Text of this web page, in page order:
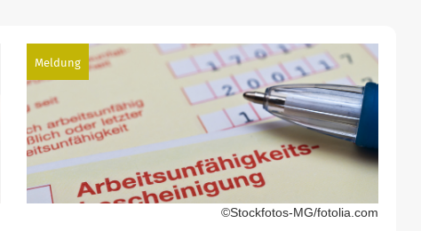
Meldung
©Stockfotos-MG/fotolia.com